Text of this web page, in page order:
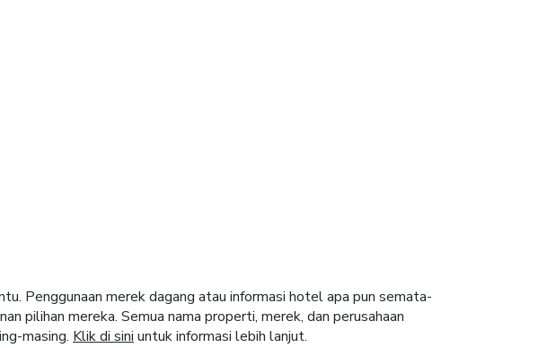
Penggunaan merek dagang atau informasi hotel apa pun semata-
pilihan mereka. Semua nama properti, merek, dan perusahaan
masing. Klik di sini untuk informasi lebih lanjut.